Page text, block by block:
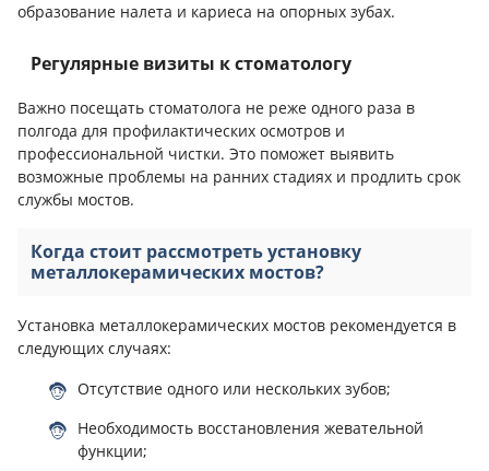
образование налета и кариеса на опорных зубах.
Регулярные визиты к стоматологу
Важно посещать стоматолога не реже одного раза в
полгода для профилактических осмотров и
профессиональной чистки. Это поможет выявить
возможные проблемы на ранних стадиях и продлить срок
службы мостов.
Когда стоит рассмотреть установку
металлокерамических мостов?
Установка металлокерамических мостов рекомендуется в
следующих случаях:
Отсутствие одного или нескольких зубов;
Необходимость восстановления жевательной
функции;